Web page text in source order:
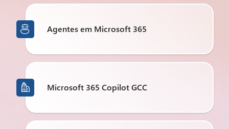
 Agentes em Microsoft 365
 Microsoft 365 Copilot GCC